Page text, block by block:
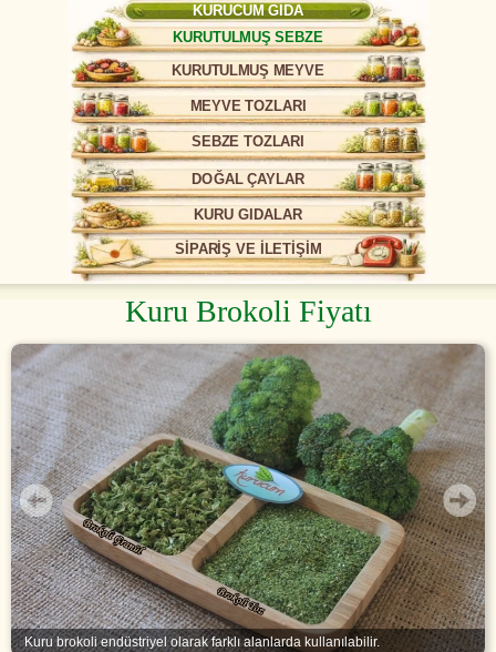
KURUCUM GIDA
KURUTULMUŞ SEBZE
KURUTULMUŞ MEYVE
MEYVE TOZLARI
SEBZE TOZLARI
DOĞAL ÇAYLAR
KURU GIDALAR
SİPARİŞ VE İLETİŞİM
Kuru Brokoli Fiyatı
Kuru brokoli endüstriyel olarak farklı alanlarda kullanılabilir.